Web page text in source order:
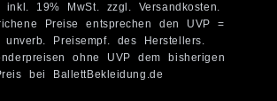
19% MwSt. zzgl. Versandkosten.
Preise entsprechen den UVP =
unverb. Preisempf. des Herstellers.
ohne UVP dem bisherigen
bei BallettBekleidung.de